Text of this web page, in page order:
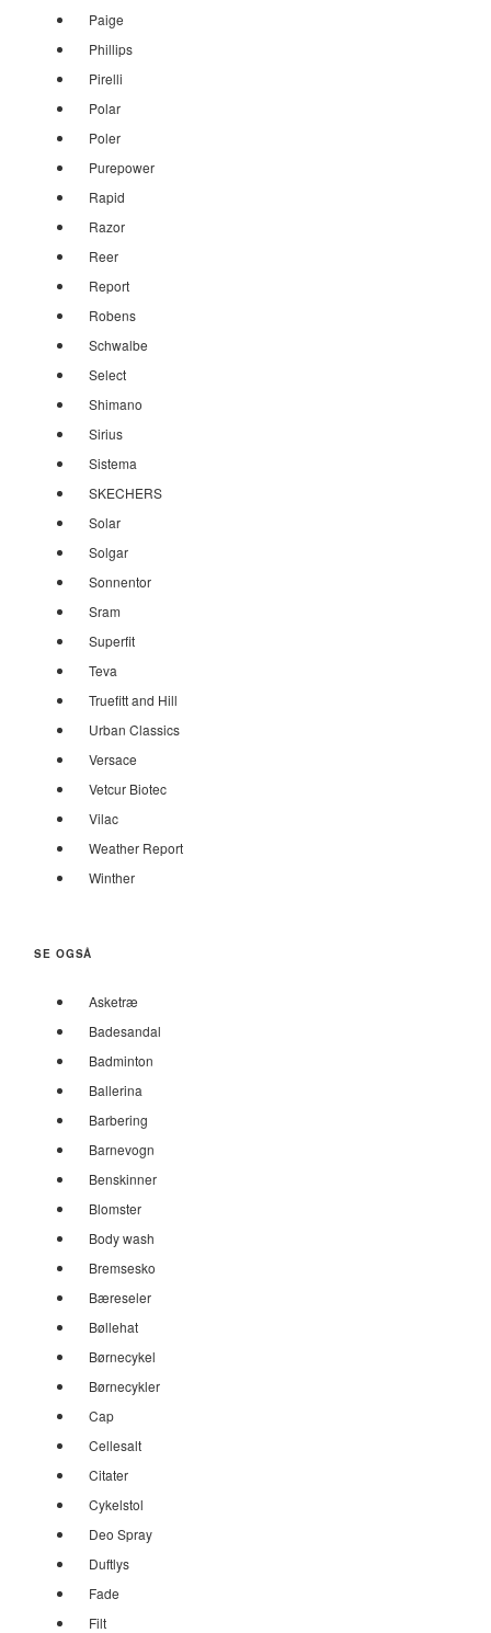
Paige
Phillips
Pirelli
Polar
Poler
Purepower
Rapid
Razor
Reer
Report
Robens
Schwalbe
Select
Shimano
Sirius
Sistema
SKECHERS
Solar
Solgar
Sonnentor
Sram
Superfit
Teva
Truefitt and Hill
Urban Classics
Versace
Vetcur Biotec
Vilac
Weather Report
Winther
SE OGSÅ
Asketræ
Badesandal
Badminton
Ballerina
Barbering
Barnevogn
Benskinner
Blomster
Body wash
Bremsesko
Bæreseler
Bøllehat
Børnecykel
Børnecykler
Cap
Cellesalt
Citater
Cykelstol
Deo Spray
Duftlys
Fade
Filt